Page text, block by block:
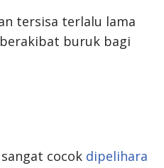
tersisa terlalu lama
buruk bagi
cocok dipelihara